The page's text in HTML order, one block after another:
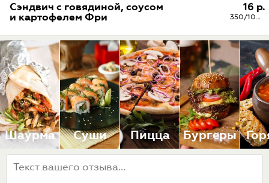
16 р.
350/100/40 г
Сэндвич с говядиной, соусом
и картофелем Фри
Шаурма Суши Пицца Бургеры